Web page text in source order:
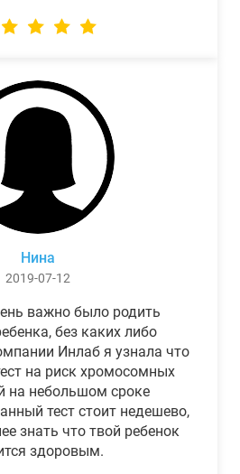
Нина
2019-07-12
важно было родить
без каких либо
Инлаб я узнала что
на риск хромосомных
на небольшом сроке
тест стоит недешево,
знать что твой ребенок
здоровым.